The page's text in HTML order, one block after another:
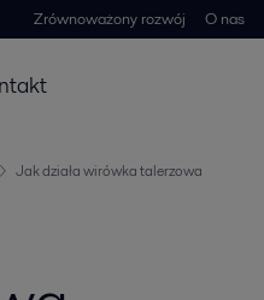
Zrównoważony rozwój O nas
Jak działa wirówka talerzowa